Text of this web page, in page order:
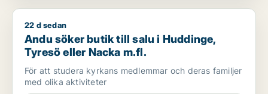
Andu söker butik till salu i Huddinge, Tyresö eller Nacka
22 d sedan
Andu söker butik till salu i Huddinge,
Tyresö eller Nacka m.fl.
För att studera kyrkans medlemmar och deras familjer
med olika aktiviteter